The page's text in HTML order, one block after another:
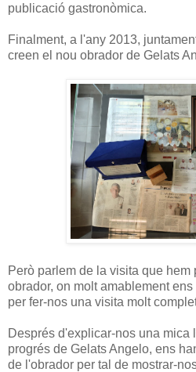
publicació gastronòmica.
Finalment, a l'any 2013,
creen el nou obrador de Gelats
Però parlem de la visita que
obrador, on molt amablement
per fer-nos una visita molt
Després d'explicar-nos una mica
progrés de Gelats Angelo, ens
de l'obrador per tal de mostrar-